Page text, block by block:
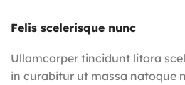
Felis scelerisque nunc
Ullamcorper tincidunt litora
in curabitur ut massa natoque